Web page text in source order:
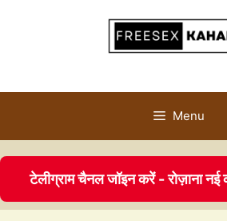
Menu
टेलीग्राम चैनल जॉइन करें - रोज़ाना